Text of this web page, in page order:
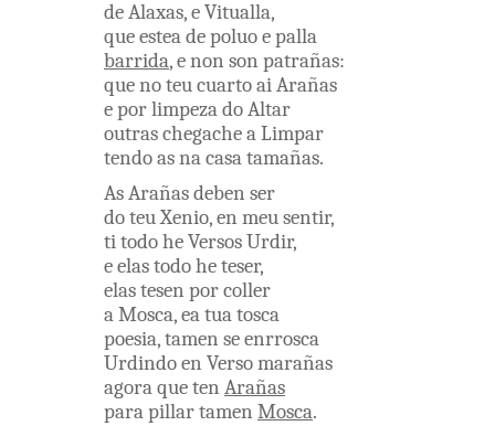
deAlaxas,eVitualla,
queesteadepoluoepalla
barrida,enon son patrañas:
quenoteucuartoaiArañas
eporlimpezadoAltar
outraschegacheaLimpar
tendo asnacasatamañas.
AsArañasdeben ser
doteuXenio,en meusentir,
titodoheVersosUrdir,
eelastodoheteser,
elastesen porcoller
aMosca,eatuatosca
poesia,tamen seenrrosca
Urdindoen Versomarañas
agoraqueten Arañas
parapillartamen Mosca.